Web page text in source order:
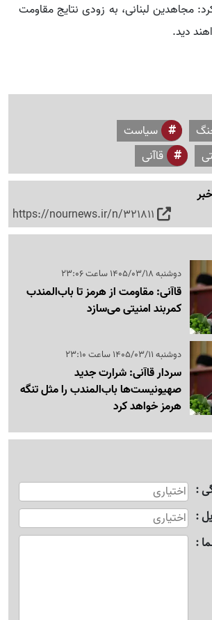
مجاهدین لبنانی، به زودی نتایج مقاومت
دید.
سیاست
قاآنی
https://nournews.ir/n/321811
دوشنبه 1405/03/18 ساعت 23:06
قاآنی: مقاومت از هرمز تا باب‌المندب
کمربند امنیتی می‌سازد
دوشنبه 1405/03/11 ساعت 23:10
سردار قاآنی: شرارت جدید
صهیونیست‌ها باب‌المندب را مثل تنگه
هرمز خواهد کرد